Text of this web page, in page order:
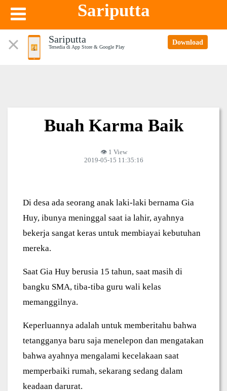
Sariputta
Sariputta
Tersedia di App Store & Google Play
Download
Buah Karma Baik
👁 1 View
2019-05-15 11:35:16
Di desa ada seorang anak laki-laki bernama Gia
Huy, ibunya meninggal saat ia lahir, ayahnya
bekerja sangat keras untuk membiayai kebutuhan
mereka.
Saat Gia Huy berusia 15 tahun, saat masih di
bangku SMA, tiba-tiba guru wali kelas
memanggilnya.
Keperluannya adalah untuk memberitahu bahwa
tetangganya baru saja menelepon dan mengatakan
bahwa ayahnya mengalami kecelakaan saat
memperbaiki rumah, sekarang sedang dalam
keadaan darurat.